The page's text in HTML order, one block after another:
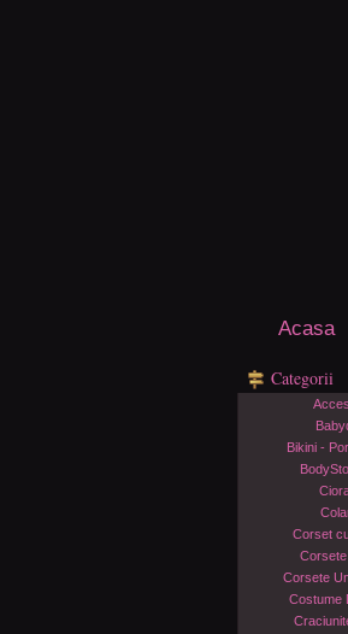
Acasa
Categorii
Bikini -
Corset
Corsete
Costume